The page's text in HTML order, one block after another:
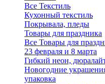
Все Текстиль
Кухонный текстиль
Покрывала, пледы
Товары для праздника
Все Товары для
23 февраля и 8 марта
Гибкий неон,
Новогодние
упаковка